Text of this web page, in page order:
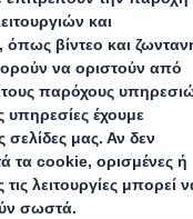
δεν αποφέρει
μακροχρόνια
τη μείωση του
διατήρηση νέων
κυκλική οικονομία
να αλλάξουμε βήμα
γενιά προς